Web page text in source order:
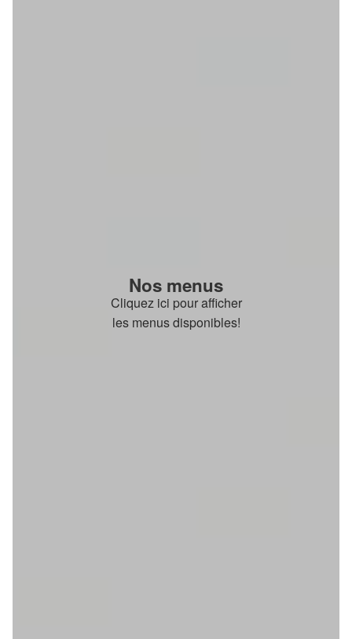
Nos menus
Cliquez ici pour afficher
les menus disponibles!